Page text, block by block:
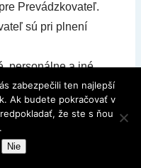
Prevádzkovateľ.
sú pri plnení
personálne a iné
a Zákona, aby
doložiť, že
vykonávané v
tak, aby nemohlo
zabezpečili ten najlepší
Ak budete pokračovať v
že ste s ňou
Nie